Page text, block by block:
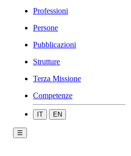
Professioni
Persone
Pubblicazioni
Strutture
Terza Missione
Competenze
IT EN
☰